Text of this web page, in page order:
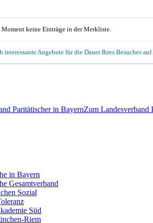
Moment keine Einträge in der Merkliste.
interessante Angebote für die Dauer Ihres Besuches
Zum Landesverband
in Bayern
Gesamtverband
Sozial
Süd
Riem